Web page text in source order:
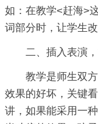
如：在教学<赶海>
词部分时，让学生
二、插入表演
教学是师生双
效果的好坏，关键
讲，如果能采用一